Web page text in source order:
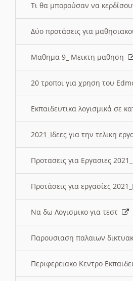
Τι θα μπορούσαν να
Δύο προτάσεις για
Μαθημα 9_ Μεικτη μαθηση
20 τροποι για χρηση του
Εκπαιδευτικα λογισμικά σε
2021_Ιδεες για την τελικη
Προτασεις για Εργασιες
Προτάσεις για εργασίες
Να δω Λογισμικο για τεστ
Παρουσιαση παλαιων
Περιφερειακο Κεντρο